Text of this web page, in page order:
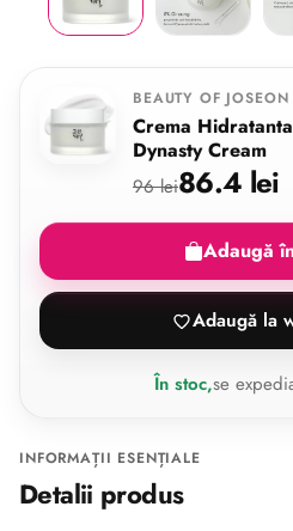
BEAUTY OF JOSEON
Crema
Dynasty Cream
96 lei86.4 lei
Adaugă
Adaugă la
În stoc,se
INFORMAȚII ESENȚIALE
Detalii produs